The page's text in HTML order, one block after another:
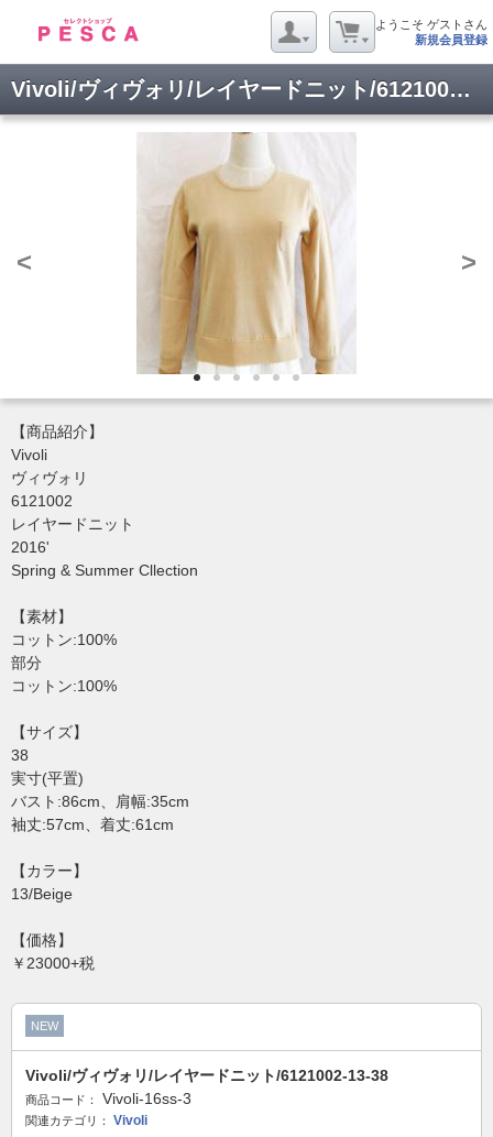
ようこそ ゲストさん
新規会員登録
Vivoli/ヴィヴォリ/レイヤードニット/6121002-13-38
< >
【商品紹介】
Vivoli
ヴィヴォリ
6121002
レイヤードニット
2016'
Spring & Summer Cllection
【素材】
コットン:100%
部分
コットン:100%
【サイズ】
38
実寸(平置)
バスト:86cm、肩幅:35cm
袖丈:57cm、着丈:61cm
【カラー】
13/Beige
【価格】
￥23000+税
NEW
Vivoli/ヴィヴォリ/レイヤードニット/6121002-13-38
商品コード： Vivoli-16ss-3
関連カテゴリ： Vivoli